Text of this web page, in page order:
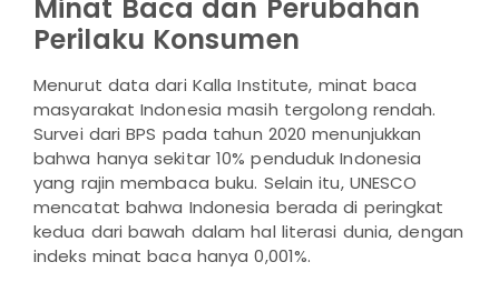
Minat Baca dan Perubahan
Perilaku Konsumen
Menurut data dari Kalla Institute, minat baca
masyarakat Indonesia masih tergolong rendah.
Survei dari BPS pada tahun 2020 menunjukkan
bahwa hanya sekitar 10% penduduk Indonesia
yang rajin membaca buku. Selain itu, UNESCO
mencatat bahwa Indonesia berada di peringkat
kedua dari bawah dalam hal literasi dunia, dengan
indeks minat baca hanya 0,001%.